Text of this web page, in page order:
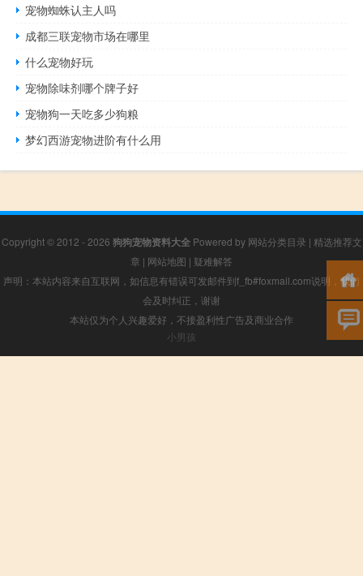
宠物蜘蛛认主人吗
成都三联宠物市场在哪里
什么宠物好玩
宠物除味剂哪个牌子好
宠物狗一天吃多少狗粮
梦幻西游宠物进阶有什么用
Copyright © 2012 - 2026 狗狗宠物资料大全Powered by 网站分类目录 | 精选推荐文
章 | 网站地图 | 疑难解答
声明：本站内容来自互联网，如信息有错误可发邮件到f_fb#foxmail.com说明，我们
会及时纠正，谢谢
本站仅为个人兴趣爱好，不接盈利性广告及商业合作
小男孩